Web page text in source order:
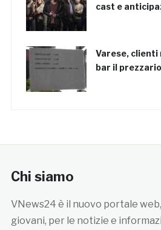
cast e
Varese, clienti
bar il
Chi siamo
VNews24 è il nuovo portale
giovani, per le notizie e